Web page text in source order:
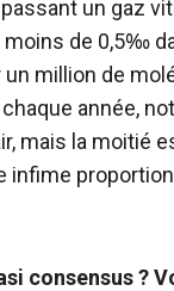
un gaz
de 0,5‰
million de
année,
mais la moitié
consensus ?